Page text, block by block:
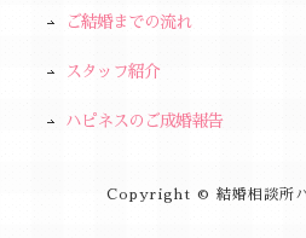
ご結婚までの流れ
スタッフ紹介
ハピネスのご成婚報告
Copyright © 結婚相談所